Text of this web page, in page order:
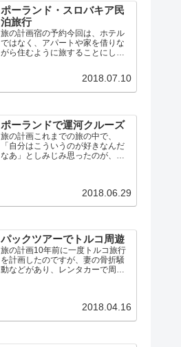
ポーランド・スロバキア民
泊旅行
旅の計画宿の予約今回は、ホテル
ではなく、アパートや家を借りな
がら住むように旅することにしま
まる貸切」タイプでも、1泊2人で5
千円ほどなので、グダニスク4泊、
2018.07.10
ポーランドで運河クルーズ
旅の計画これまでの旅の中で、
「自分はこういうのが好きなんだ
なあ」としみじみ思ったのが、英
の旅行とこれは全く違っていて、
2018.06.29
パックツアーでトルコ周遊
旅の計画10年前に一度トルコ旅行
を計画したのですが、妻の骨折騒
動などがあり、レンタカーで周れ
が、航空券が高かったり、治安が
2018.04.16